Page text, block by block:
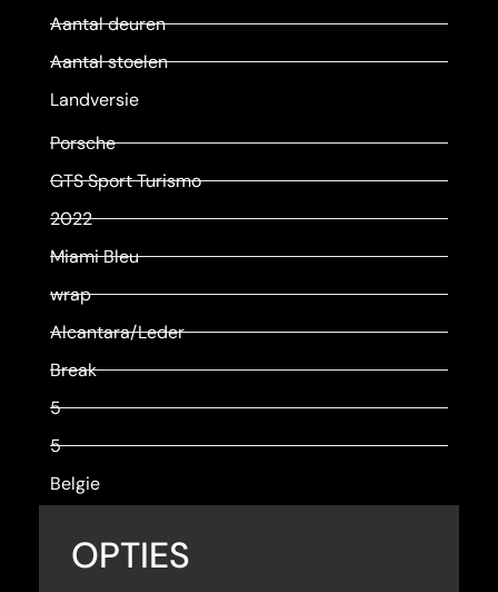
Aantal deuren
Aantal stoelen
Landversie
Porsche
GTS Sport Turismo
2022
Miami Bleu
wrap
Alcantara/Leder
Break
5
5
Belgie
OPTIES